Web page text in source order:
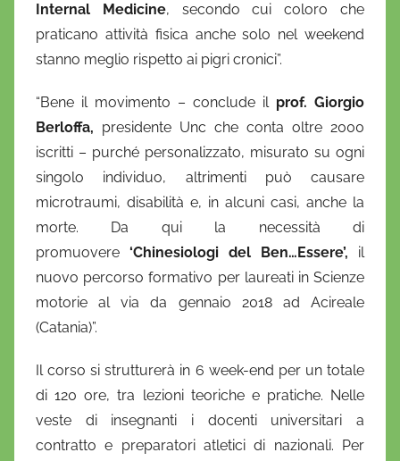
Internal Medicine, secondo cui coloro che
praticano attività fisica anche solo nel weekend
stanno meglio rispetto ai pigri cronici”.
“Bene il movimento – conclude il prof. Giorgio
Berloffa, presidente Unc che conta oltre 2000
iscritti – purché personalizzato, misurato su ogni
singolo individuo, altrimenti può causare
microtraumi, disabilità e, in alcuni casi, anche la
morte. Da qui la necessità di
promuovere ‘Chinesiologi del Ben…Essere’, il
nuovo percorso formativo per laureati in Scienze
motorie al via da gennaio 2018 ad Acireale
(Catania)”.
Il corso si strutturerà in 6 week-end per un totale
di 120 ore, tra lezioni teoriche e pratiche. Nelle
veste di insegnanti i docenti universitari a
contratto e preparatori atletici di nazionali. Per